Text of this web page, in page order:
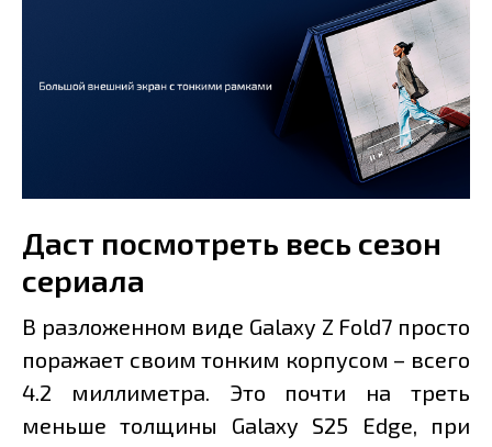
Даст посмотреть весь сезон
сериала
В разложенном виде Galaxy Z Fold7 просто
поражает своим тонким корпусом – всего
4.2 миллиметра. Это почти на треть
меньше толщины Galaxy S25 Edge, при